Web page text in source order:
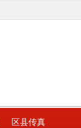
区县传真